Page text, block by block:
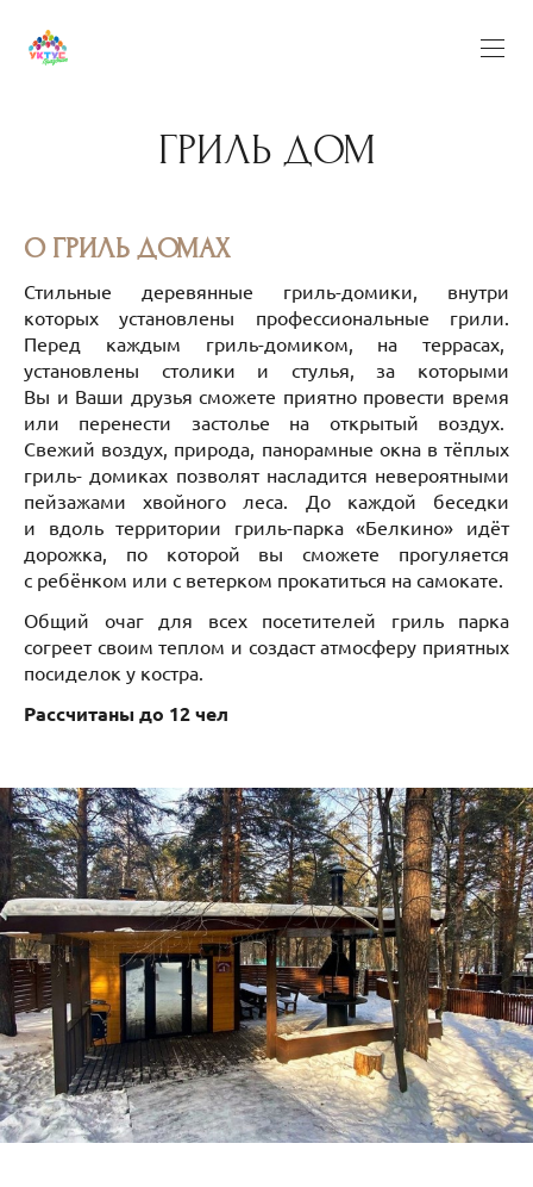
ГРИЛЬ ДОМ
О ГРИЛЬ ДОМАХ
Стильные деревянные гриль-домики, внутри
которых установлены профессиональные грили.
Перед каждым гриль-домиком, на террасах,
установлены столики и стулья, за которыми
Вы и Ваши друзья сможете приятно провести время
или перенести застолье на открытый воздух.
Свежий воздух, природа, панорамные окна в тёплых
гриль- домиках позволят насладится невероятными
пейзажами хвойного леса. До каждой беседки
и вдоль территории гриль-парка «Белкино» идёт
дорожка, по которой вы сможете прогуляется
с ребёнком или с ветерком прокатиться на самокате.
Общий очаг для всех посетителей гриль парка
согреет своим теплом и создаст атмосферу приятных
посиделок у костра.
Рассчитаны до 12 чел